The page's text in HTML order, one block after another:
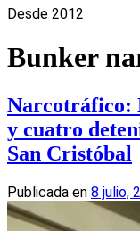
Desde 2012
Bunker
Narcotráfico:
y cuatro
San Cristóbal
Publicada en 8 julio,